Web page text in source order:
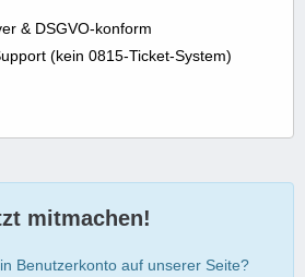
& DSGVO-konform
(kein 0815-Ticket-System)
mitmachen!
Benutzerkonto auf unserer Seite?